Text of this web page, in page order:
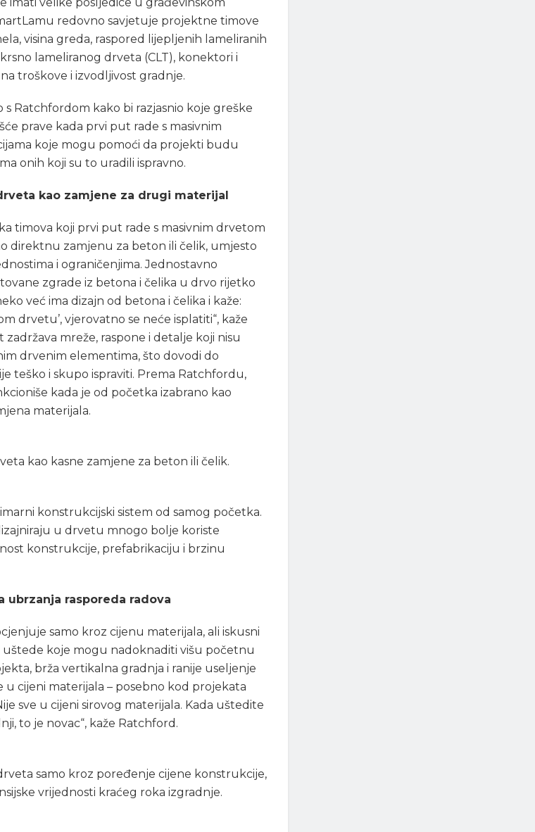
redovno savjetuje projektne timove
visina greda, raspored lijepljenih lameliranih
lameliranog drveta (CLT), konektori i
troškove i izvodljivost gradnje.
s Ratchfordom kako bi razjasnio koje greške
prave kada prvi put rade s masivnim
koje mogu pomoći da projekti budu
onih koji su to uradili ispravno.
kao zamjene za drugi materijal
timova koji prvi put rade s masivnim drvetom
direktnu zamjenu za beton ili čelik, umjesto
i ograničenjima. Jednostavno
zgrade iz betona i čelika u drvo rijetko
već ima dizajn od betona i čelika i kaže:
drvetu’, vjerovatno se neće isplatiti“, kaže
mreže, raspone i detalje koji nisu
drvenim elementima, što dovodi do
teško i skupo ispraviti. Prema Ratchfordu,
kada je od početka izabrano kao
materijala.
kao kasne zamjene za beton ili čelik.
konstrukcijski sistem od samog početka.
u drvetu mnogo bolje koriste
konstrukcije, prefabrikaciju i brzinu
ubrzanja rasporeda radova
samo kroz cijenu materijala, ali iskusni
uštede koje mogu nadoknaditi višu početnu
brža vertikalna gradnja i ranije useljenje
cijeni materijala – posebno kod projekata
sve u cijeni sirovog materijala. Kada uštedite
to je novac“, kaže Ratchford.
samo kroz poređenje cijene konstrukcije,
vrijednosti kraćeg roka izgradnje.